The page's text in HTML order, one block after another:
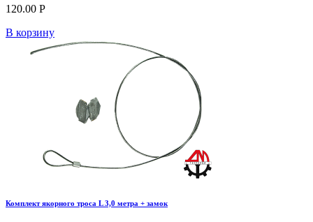
120.00 Р
В корзину
Комплект якорного троса L 3,0 метра + замок